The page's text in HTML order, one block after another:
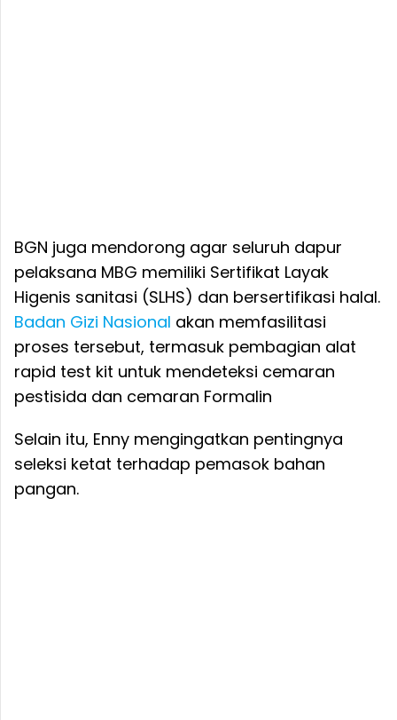
BGN juga mendorong agar seluruh dapur
pelaksana MBG memiliki Sertifikat Layak
Higenis sanitasi (SLHS) dan bersertifikasi halal.
Badan Gizi Nasional akan memfasilitasi
proses tersebut, termasuk pembagian alat
rapid test kit untuk mendeteksi cemaran
pestisida dan cemaran Formalin
Selain itu, Enny mengingatkan pentingnya
seleksi ketat terhadap pemasok bahan
pangan.